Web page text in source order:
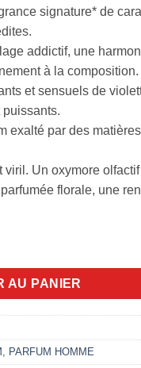
signature* de
addictif, une
à la
et sensuels de
puissants.
exalté par des
viril. Un oxymore
florale, une
AU PANIER
, PARFUM HOMME